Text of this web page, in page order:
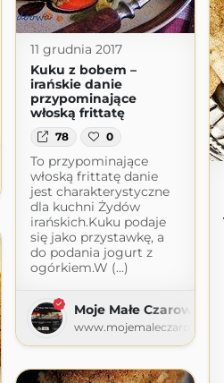
11 grudnia 2017
Kuku z bobem –
irańskie danie
przypominające
włoską frittatę
78 0
To przypominające
włoską frittatę danie
jest charakterystyczne
dla kuchni Żydów
irańskich.Kuku podaje
się jako przystawkę, a
do podania jogurt z
ogórkiem.W (...)
Moje Małe Czarowanie